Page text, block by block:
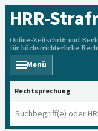
HRR-
Online-Zeitschrift und
für höchstrichterliche
Menü
HRRS durchsuchen